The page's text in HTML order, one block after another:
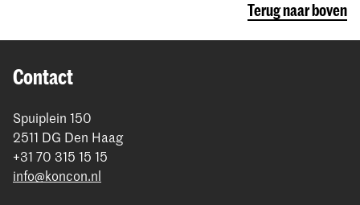
Terug naar boven
Contact
Spuiplein 150
2511 DG Den Haag
+31 70 315 15 15
info@koncon.nl